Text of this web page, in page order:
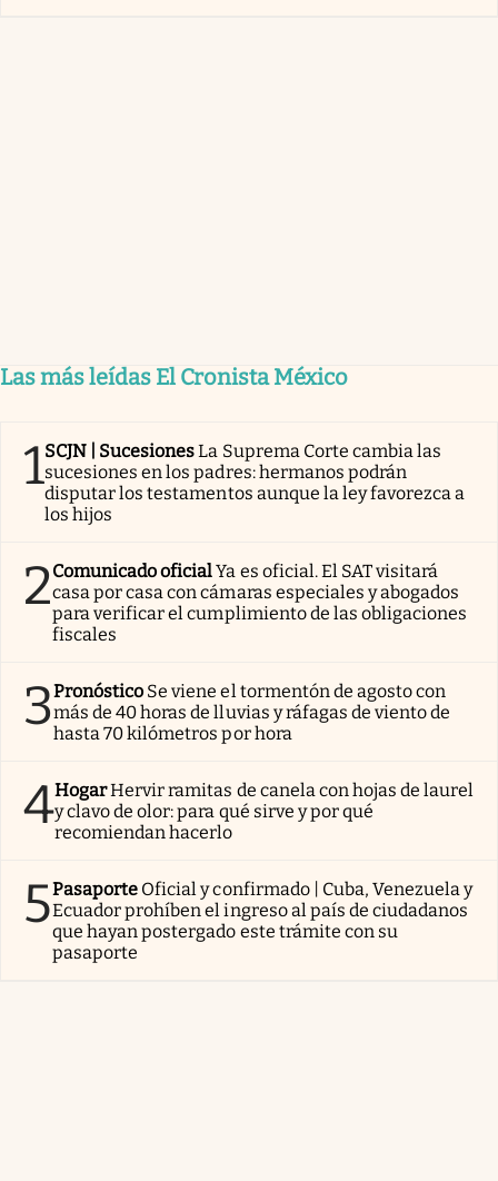
Las más leídas El Cronista México
1SCJN | SucesionesLa Suprema Corte cambia las
sucesiones en los padres: hermanos podrán
disputar los testamentos aunque la ley favorezca a
los hijos
2Comunicado oficialYa es oficial. El SAT visitará
casa por casa con cámaras especiales y abogados
para verificar el cumplimiento de las obligaciones
fiscales
3Pronóstico Se viene el tormentón de agosto con
más de 40 horas de lluvias y ráfagas de viento de
hasta 70 kilómetros por hora
4HogarHervir ramitas de canela con hojas de laurel
y clavo de olor: para qué sirve y por qué
recomiendan hacerlo
5Pasaporte Oficial y confirmado | Cuba, Venezuela y
Ecuador prohíben el ingreso al país de ciudadanos
que hayan postergado este trámite con su
pasaporte